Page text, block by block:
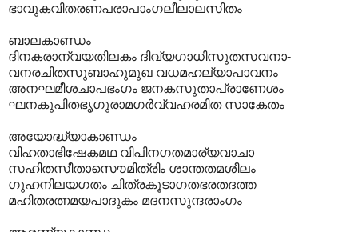
ഭാവുകവിതരണപരാപാംഗലീലാലസിതം
ബാലകാണ്ഡം
ദിനകരാന്വയതിലകം ദിവ്യഗാധിസുതസവനാ-
വനരചിതസുബാഹുമുഖ വധമഹല്യാപാവനം
അനഘമീശചാപഭംഗം ജനകസുതാപ്രാണേശം
ഘനകുപിതഭൃഗുരാമഗർവ്വഹരമിത സാകേതം
അയോദ്ധ്യാകാണ്ഡം
വിഹതാഭിഷേകമഥ വിപിനഗതമാര്യവാചാ
സഹിതസീതാസൌമിത്രിം ശാന്തതമശീലം
ഗുഹനിലയഗതം ചിത്രകൂടാഗതഭരതദത്ത
മഹിതരത്നമയപാദുകം മദനസുന്ദരാംഗം